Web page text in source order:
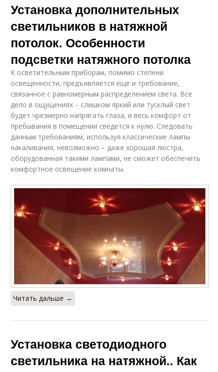
Установка дополнительных
светильников в натяжной
потолок. Особенности
подсветки натяжного потолка
К осветительным приборам, помимо степени
освещенности, предъявляется еще и требование,
связанное с равномерным распределением света. Все
дело в ощущениях – слишком яркий или тусклый свет
будет чрезмерно напрягать глаза, и весь комфорт от
пребывания в помещении сведется к нулю. Следовать
данным требованиям, используя классические лампы
накаливания, невозможно – даже хорошая люстра,
оборудованная такими лампами, не сможет обеспечить
комфортное освещение комнаты.
Читать дальше →
Установка светодиодного
светильника на натяжной.. Как